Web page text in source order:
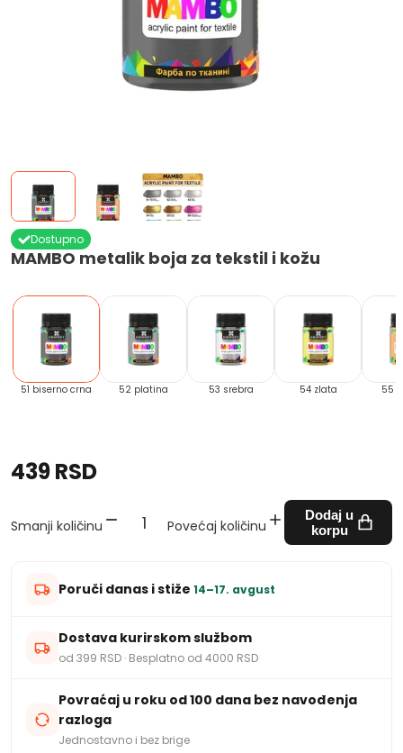
MAMBO metalik boja za tekstil i kožu
Dostupno
51 biserno crna 52 platina 53 srebra 54 zlata 55
439 RSD
Smanji količinu Povećaj količinu
Dodaj u
korpu
Poruči danas i stiže 14–17. avgust
Dostava kurirskom službom
od 399 RSD · Besplatno od 4000 RSD
Povraćaj u roku od 100 dana bez navođenja
razloga
Jednostavno i bez brige